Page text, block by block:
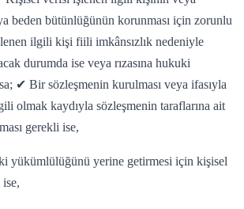
beden bütünlüğünün korunması için zorunlu
ilgili kişi fiili imkânsızlık nedeniyle
durumda ise veya rızasına hukuki
✔ Bir sözleşmenin kurulması veya ifasıyla
olmak kaydıyla sözleşmenin taraflarına ait
gerekli ise,
yükümlülüğünü yerine getirmesi için kişisel
ise,